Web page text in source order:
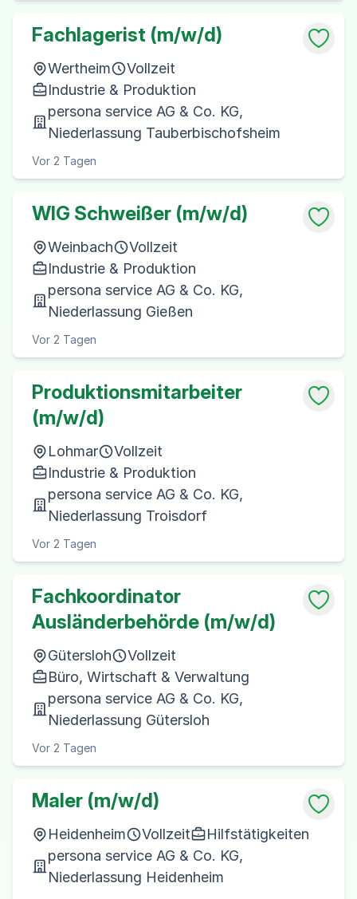
Fachlagerist (m/w/d)
Wertheim
Vollzeit
Industrie & Produktion
persona service AG & Co. KG,
Niederlassung Tauberbischofsheim
Vor 2 Tagen
WIG Schweißer (m/w/d)
Weinbach
Vollzeit
Industrie & Produktion
persona service AG & Co. KG,
Niederlassung Gießen
Vor 2 Tagen
Produktionsmitarbeiter
(m/w/d)
Lohmar
Vollzeit
Industrie & Produktion
persona service AG & Co. KG,
Niederlassung Troisdorf
Vor 2 Tagen
Fachkoordinator
Ausländerbehörde (m/w/d)
Gütersloh
Vollzeit
Büro, Wirtschaft & Verwaltung
persona service AG & Co. KG,
Niederlassung Gütersloh
Vor 2 Tagen
Maler (m/w/d)
Heidenheim Vollzeit
Hilfstätigkeiten
persona service AG & Co. KG,
Niederlassung Heidenheim